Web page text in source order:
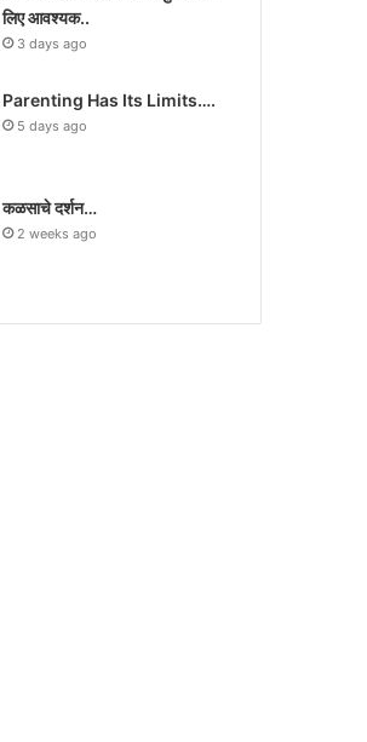
लिए आवश्यक..
3 days ago
Parenting Has Its Limits….
5 days ago
कळसाचे दर्शन…
2 weeks ago